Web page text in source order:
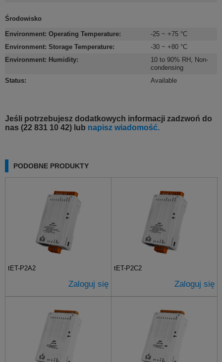
Środowisko
Environment: Operating Temperature:
-25 ~ +75 °C
Environment: Storage Temperature:
-30 ~ +80 °C
Environment: Humidity:
10 to 90% RH, Non-
condensing
Status: Available
Jeśli potrzebujesz dodatkowych informacji zadzwoń do
nas (22 831 10 42) lub napisz wiadomość.
PODOBNE PRODUKTY
tET-P2A2
Zaloguj się
tET-P2C2
Zaloguj się